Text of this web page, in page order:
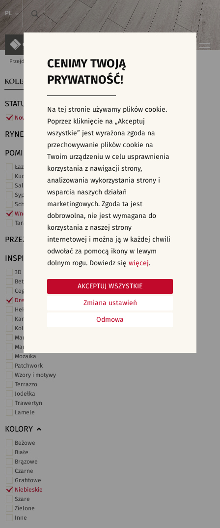
PL
Przejdź do strony głównej Kolekcje
KOLEKCJE WYSZUKIWARKA PŁYTEK
STATUS
Nowości
RYNEK
POMIESZCZENIE
Łazienka
Kuchnia
Salon i hol
Sypialnia
Schody
Wnętrza komercyjne
Taras i ogród
PRZEZNACZENIE
INSPIRACJE
3D i struktury
Beton
Cegiełki
Drewno
Heksagonalne
Kamień
Kolor
Marmur
Marokańskie
Mozaika
Patchwork
Wzory i motywy
Terrazzo
Jodełka
Trawertyn
Lamele
KOLORY
Beżowe
Białe
Brązowe
Czarne
Grafitowe
Niebieskie
Szare
Zielone
Inne
CENIMY TWOJĄ
PRYWATNOŚĆ!
Na tej stronie używamy plików cookie.
Poprzez kliknięcie na „Akceptuj
wszystkie” jest wyrażona zgoda na
przechowywanie plików cookie na
Twoim urządzeniu w celu usprawnienia
korzystania z nawigacji strony,
analizowania wykorzystania strony i
wsparcia naszych działań
marketingowych. Zgoda ta jest
dobrowolna, nie jest wymagana do
korzystania z naszej strony
internetowej i można ją w każdej chwili
odwołać za pomocą ikony w lewym
dolnym rogu. Dowiedz się więcej.
Odmowa
Zmiana ustawień
AKCEPTUJ WSZYSTKIE